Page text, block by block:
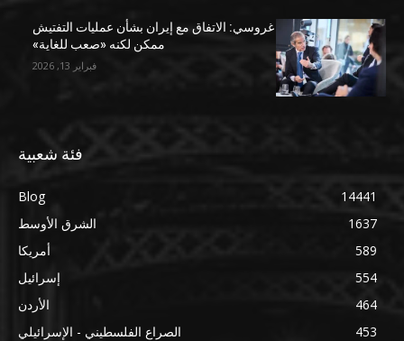
غروسي: الاتفاق مع إيران بشأن عمليات التفتيش
ممكن لكنه «صعب للغاية»
فبراير 13, 2026
فئة شعبية
Blog
14441
الشرق الأوسط
1637
أمريكا
589
إسرائيل
554
الأردن
464
الصراع الفلسطيني - الإسرائيلي
453